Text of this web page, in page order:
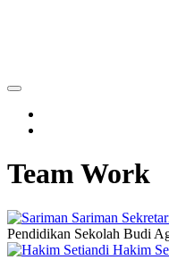
Team Work
Sariman
Pendidikan Sekolah Budi
Hakim